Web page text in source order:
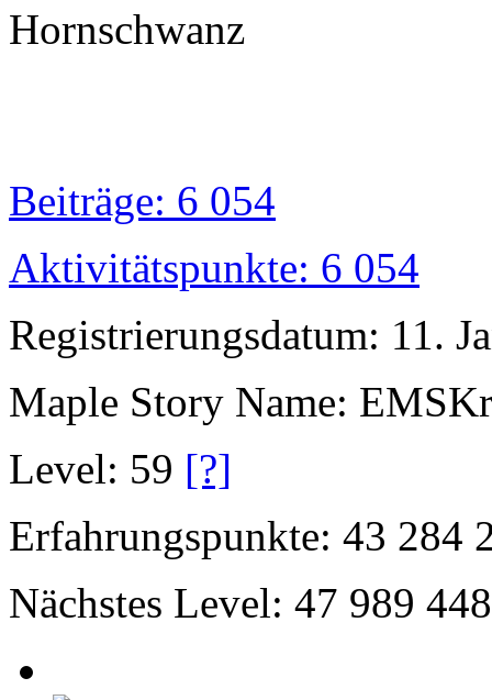
Hornschwanz
Beiträge: 6 054
Aktivitätspunkte: 6 054
Registrierungsdatum: 11.
Maple Story Name:
Level: 59 [?]
Erfahrungspunkte: 43 284
Nächstes Level: 47 989 448